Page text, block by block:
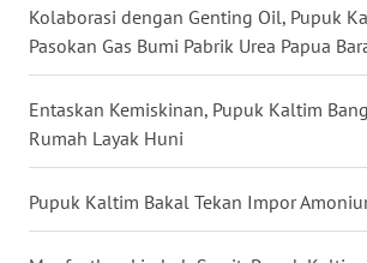
Kolaborasi dengan Genting Oil, Pupuk
Pasokan Gas Bumi Pabrik Urea Papua
Entaskan Kemiskinan, Pupuk Kaltim
Rumah Layak Huni
Pupuk Kaltim Bakal Tekan Impor
WN
BENGKULU
WN